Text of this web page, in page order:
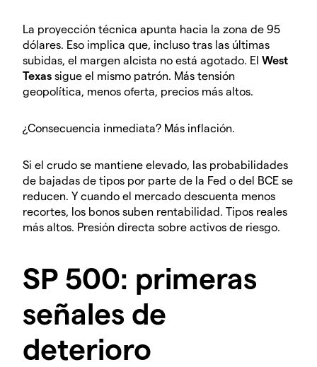
La proyección técnica apunta hacia la zona de 95
dólares. Eso implica que, incluso tras las últimas
subidas, el margen alcista no está agotado. El West
Texas sigue el mismo patrón. Más tensión
geopolítica, menos oferta, precios más altos.
¿Consecuencia inmediata? Más inflación.
Si el crudo se mantiene elevado, las probabilidades
de bajadas de tipos por parte de la Fed o del BCE se
reducen. Y cuando el mercado descuenta menos
recortes, los bonos suben rentabilidad. Tipos reales
más altos. Presión directa sobre activos de riesgo.
SP 500: primeras
señales de
deterioro